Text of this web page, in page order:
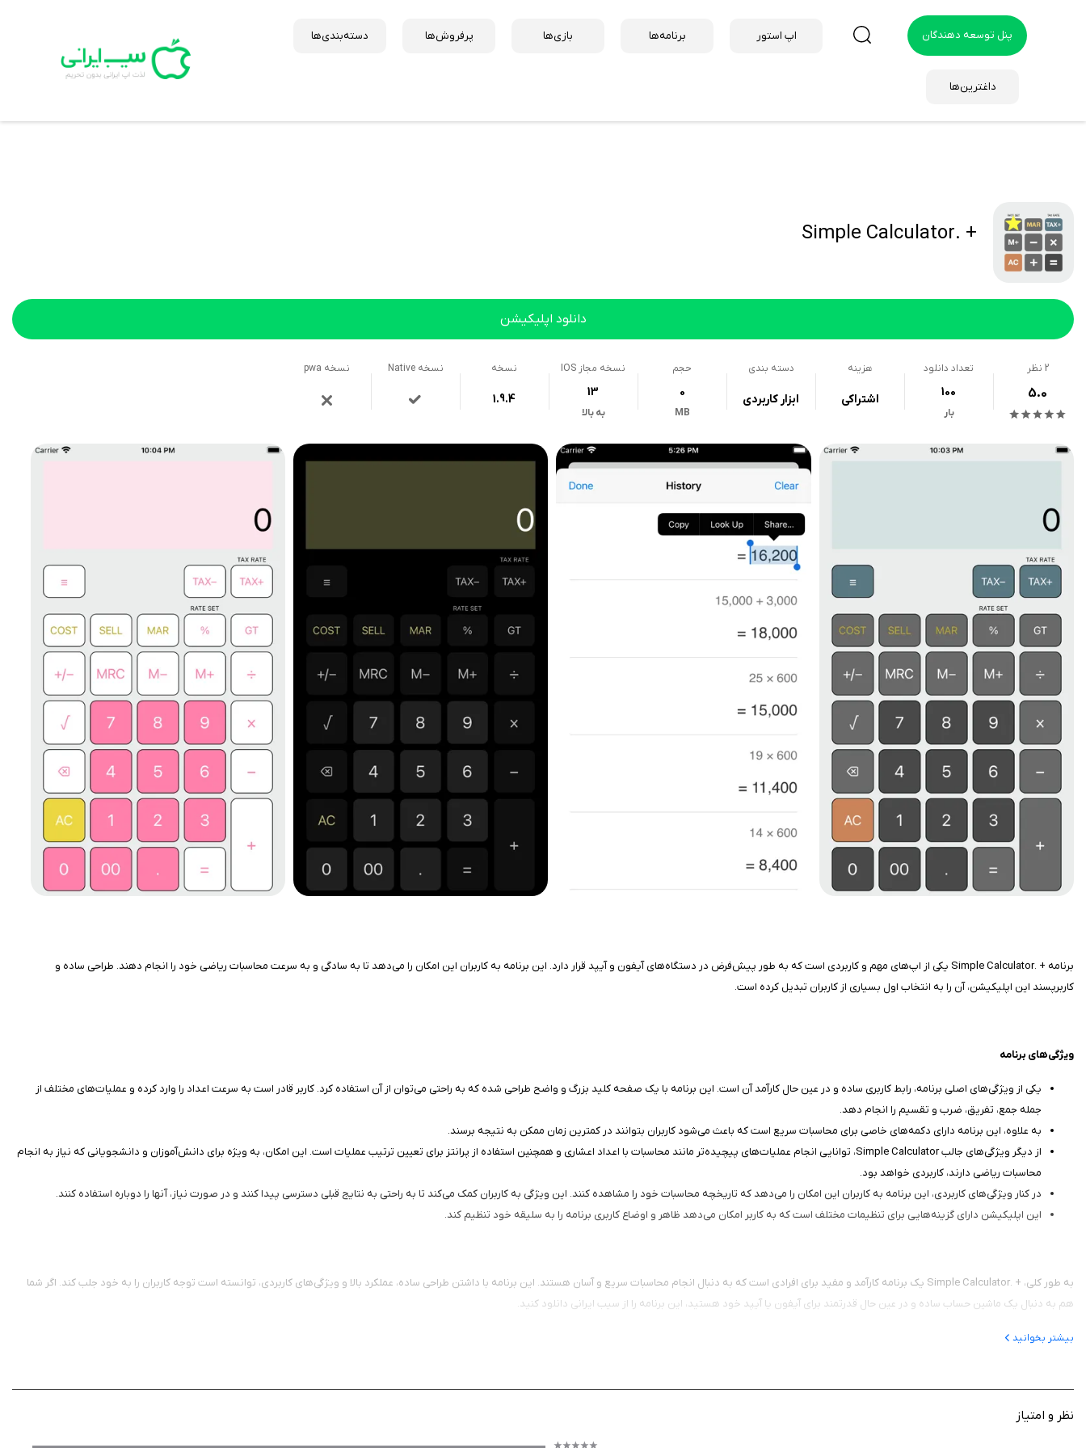
پنل توسعه دهندگان اپ استور برنامه‌ها بازی‌ها پرفروش‌ها دسته‌بندی‌ها
داغترین‌ها
+ .Simple Calculator
دانلود اپلیکیشن
2 نظر
5.0
تعداد دانلود
100
بار
هزینه
اشتراکی
دسته بندی
ابزار کاربردی
حجم
0
MB
نسخه مجاز IOS
13
به بالا
نسخه
1.9.4
نسخه Native نسخه pwa
برنامه + .Simple Calculator یکی از اپ‌های مهم و کاربردی است که به طور پیش‌فرض در دستگاه‌های آیفون و آیپد قرار دارد. این برنامه به کاربران این امکان را می‌دهد تا به سادگی و به سرعت محاسبات ریاضی خود را انجام دهند. طراحی ساده و
کاربرپسند این اپلیکیشن، آن را به انتخاب اول بسیاری از کاربران تبدیل کرده است.
ویژگی‌های برنامه
یکی از ویژگی‌های اصلی برنامه، رابط کاربری ساده و در عین حال کارآمد آن است. این برنامه با یک صفحه کلید بزرگ و واضح طراحی شده که به راحتی می‌توان از آن استفاده کرد. کاربر قادر است به سرعت اعداد را وارد کرده و عملیات‌های مختلف از
جمله جمع، تفریق، ضرب و تقسیم را انجام دهد.
به علاوه، این برنامه دارای دکمه‌های خاصی برای محاسبات سریع است که باعث می‌شود کاربران بتوانند در کمترین زمان ممکن به نتیجه برسند.
از دیگر ویژگی‌های جالب Simple Calculator، توانایی انجام عملیات‌های پیچیده‌تر مانند محاسبات با اعداد اعشاری و همچنین استفاده از پرانتز برای تعیین ترتیب عملیات است. این امکان، به ویژه برای دانش‌آموزان و دانشجویانی که نیاز به انجام
محاسبات ریاضی دارند، کاربردی خواهد بود.
در کنار ویژگی‌های کاربردی، این برنامه به کاربران این امکان را می‌دهد که تاریخچه محاسبات خود را مشاهده کنند. این ویژگی به کاربران کمک می‌کند تا به راحتی به نتایج قبلی دسترسی پیدا کنند و در صورت نیاز، آنها را دوباره استفاده کنند.
این اپلیکیشن دارای گزینه‌هایی برای تنظیمات مختلف است که به کاربر امکان می‌دهد ظاهر و اوضاع کاربری برنامه را به سلیقه خود تنظیم کند.
به طور کلی، + .Simple Calculator یک برنامه کارآمد و مفید برای افرادی است که به دنبال انجام محاسبات سریع و آسان هستند. این برنامه با داشتن طراحی ساده، عملکرد بالا و ویژگی‌های کاربردی، توانسته است توجه کاربران را به خود جلب کند. اگر شما
هم به دنبال یک ماشین حساب ساده و در عین حال قدرتمند برای آیفون یا آیپد خود هستید، این برنامه را از سیب ایرانی دانلود کنید.
بیشتر بخوانید
نظر و امتیاز